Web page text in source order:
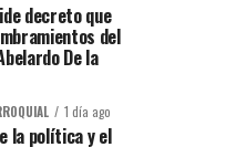
decreto que
del
De la
1 día ago
la política y el